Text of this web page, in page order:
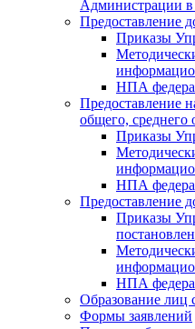
Администрации в
Предоставление
Приказы
НПА
Предоставление
общего, среднего
Приказы
НПА
Предоставление
Приказы
НПА
Образование лиц
Формы заявлений